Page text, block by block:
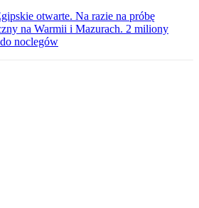
otwarte. Na razie na próbę
na Warmii i Mazurach. 2 miliony
noclegów